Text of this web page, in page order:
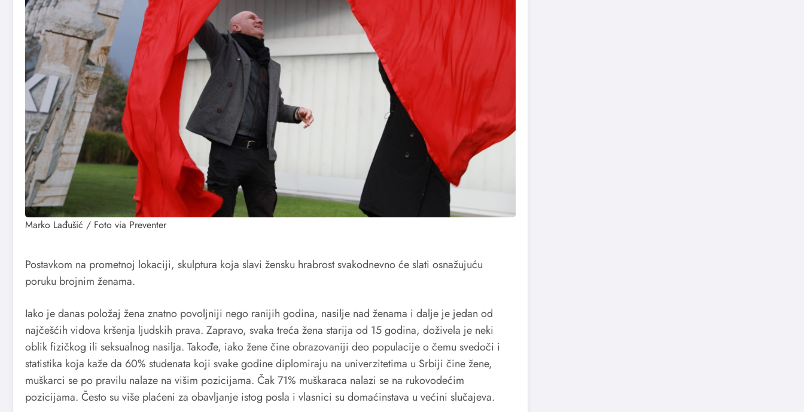
Marko Lađušić / Foto via Preventer
Postavkom na prometnoj lokaciji, skulptura koja slavi žensku hrabrost svakodnevno će slati osnažujuću
poruku brojnim ženama.
Iako je danas položaj žena znatno povoljniji nego ranijih godina, nasilje nad ženama i dalje je jedan od
najčešćih vidova kršenja ljudskih prava. Zapravo, svaka treća žena starija od 15 godina, doživela je neki
oblik fizičkog ili seksualnog nasilja. Takođe, iako žene čine obrazovaniji deo populacije o čemu svedoči i
statistika koja kaže da 60% studenata koji svake godine diplomiraju na univerzitetima u Srbiji čine žene,
muškarci se po pravilu nalaze na višim pozicijama. Čak 71% muškaraca nalazi se na rukovodećim
pozicijama. Često su više plaćeni za obavljanje istog posla i vlasnici su domaćinstava u većini slučajeva.